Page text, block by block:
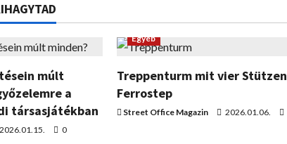
múlt
a
társasjátékban
2026.01.15. 0
Egyéb
Treppenturm mit vier Stützen
Ferrostep
Street Office Magazin 2026.01.06.